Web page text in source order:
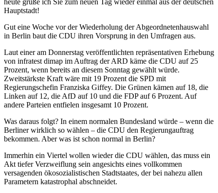
Hauptstadt!
Gut eine Woche vor der Wiederholung der Abgeordnetenhauswahl
in Berlin baut die CDU ihren Vorsprung in den Umfragen aus.
Laut einer am Donnerstag veröffentlichten repräsentativen Erhebung
von infratest dimap im Auftrag der ARD käme die CDU auf 25
Prozent, wenn bereits an diesem Sonntag gewählt würde.
Zweitstärkste Kraft wäre mit 19 Prozent die SPD mit
Regierungschefin Franziska Giffey. Die Grünen kämen auf 18, die
Linken auf 12, die AfD auf 10 und die FDP auf 6 Prozent. Auf
andere Parteien entfielen insgesamt 10 Prozent.
Was daraus folgt? In einem normalen Bundesland würde – wenn die
Berliner wirklich so wählen – die CDU den Regierungauftrag
bekommen. Aber was ist schon normal in Berlin?
Immerhin ein Viertel wollen wieder die CDU wählen, das muss ein
Akt tiefer Verzweiflung sein angesichts eines vollkommen
versagenden ökosozialistischen Stadtstaates, der bei nahezu allen
Parametern katastrophal abschneidet.